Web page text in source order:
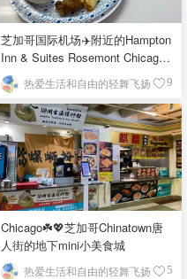
芝加哥国际机场✈️附近的Hampton
Inn & Suites Rosemont Chicago
O'Hare自助早餐
热爱生活和自由的轻舞飞扬 9
Chicago☘️💖芝加哥Chinatown唐
人街的地下mini小美食城
热爱生活和自由的轻舞飞扬 5